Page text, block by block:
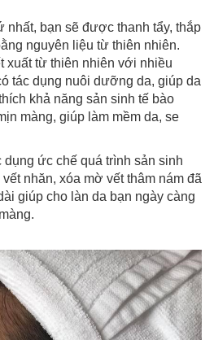
bạn sẽ được thanh tẩy, thắp
nguyên liệu từ thiên nhiên.
xuất từ thiên nhiên với nhiều
tác dụng nuôi dưỡng da, giúp da
khả năng sản sinh tế bào
màng, giúp làm mềm da, se
ức chế quá trình sản sinh
nhăn, xóa mờ vết thâm nám đã
giúp cho làn da bạn ngày càng